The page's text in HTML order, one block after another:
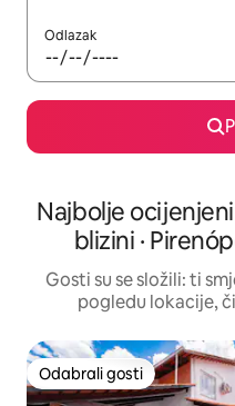
Odlazak
Najbolje
blizini ·
Gosti su se složili: ti
pogledu lokacije,
Odabrali gosti
Odabrali gosti